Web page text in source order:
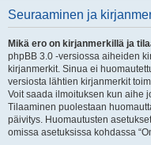
Seuraaminen ja
Mikä ero on kirjanmerkillä ja
phpBB 3.0 -versiossa aiheiden
kirjanmerkit. Sinua ei
versiosta lähtien kirjanmerkit
Voit saada ilmoituksen kun aihe
Tilaaminen puolestaan
päivitys. Huomautusten
omissa asetuksissa kohdassa